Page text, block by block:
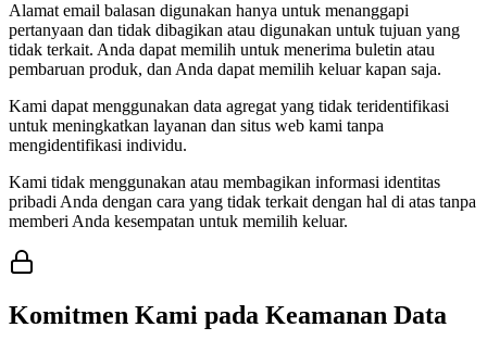
Alamat email balasan digunakan hanya untuk menanggapi
pertanyaan dan tidak dibagikan atau digunakan untuk tujuan yang
tidak terkait. Anda dapat memilih untuk menerima buletin atau
pembaruan produk, dan Anda dapat memilih keluar kapan saja.
Kami dapat menggunakan data agregat yang tidak teridentifikasi
untuk meningkatkan layanan dan situs web kami tanpa
mengidentifikasi individu.
Kami tidak menggunakan atau membagikan informasi identitas
pribadi Anda dengan cara yang tidak terkait dengan hal di atas tanpa
memberi Anda kesempatan untuk memilih keluar.
Komitmen Kami pada Keamanan Data